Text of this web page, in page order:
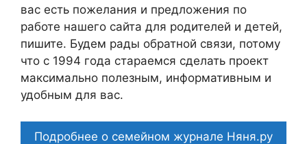
вас есть пожелания и предложения по
работе нашего сайта для родителей и детей,
пишите. Будем рады обратной связи, потому
что c 1994 года стараемся сделать проект
максимально полезным, информативным и
удобным для вас.
Подробнее о семейном журнале Няня.ру